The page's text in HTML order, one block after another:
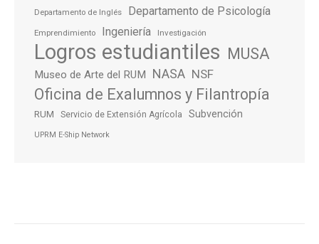
Departamento de Inglés Departamento de Psicología
Emprendimiento Ingeniería Investigación
Logros estudiantiles MUSA
Museo de Arte del RUM NASA NSF
Oficina de Exalumnos y Filantropía
RUM Servicio de Extensión Agrícola Subvención
UPRM E-Ship Network